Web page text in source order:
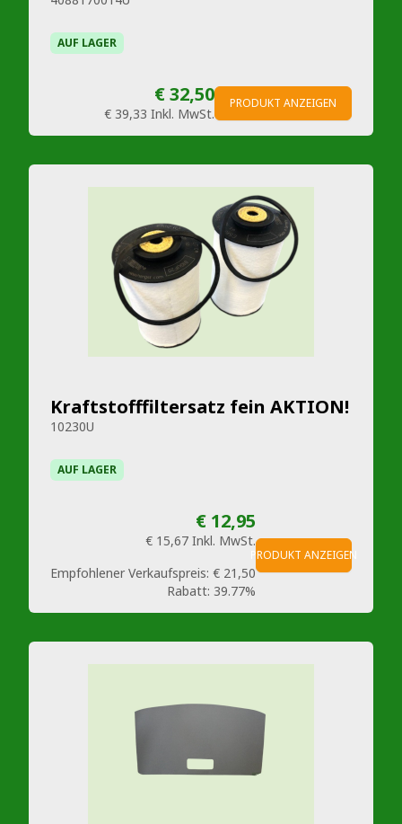
AUF LAGER
€ 32,50
€ 39,33 Inkl. MwSt.
PRODUKT ANZEIGEN
Kraftstofffiltersatz fein AKTION!
10230U
AUF LAGER
€ 12,95
€ 15,67 Inkl. MwSt.
Empfohlener Verkaufspreis: € 21,50
Rabatt: 39.77%
PRODUKT ANZEIGEN